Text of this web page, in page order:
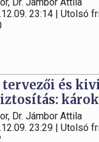
23:14 | Utolsó
tervezői és
Dr. Jámbor Attila
23:29 | Utolsó